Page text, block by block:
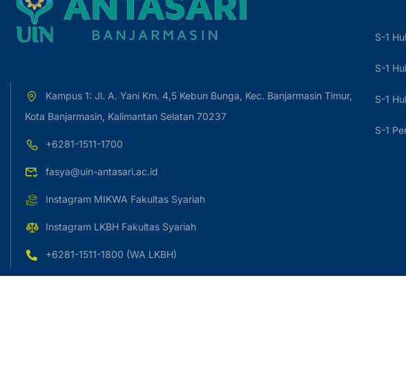
Kampus 1: Jl. A. Yani Km. 4,5 Kebun Bunga, Kec. Banjarmasin Timur,
Kota Banjarmasin, Kalimantan Selatan 70237
+6281-1511-1700
fasya@uin-antasari.ac.id
Instagram MIKWA Fakultas Syariah
Instagram LKBH Fakultas Syariah
+6281-1511-1800 (WA LKBH)
S-1
S-1
S-1
S-1